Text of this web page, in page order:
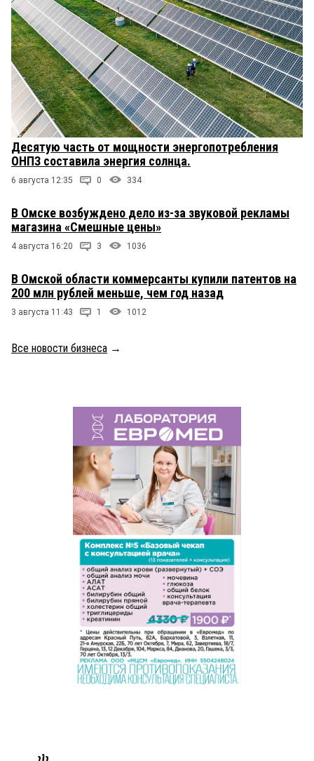
Десятую часть от мощности энергопотребления
ОНПЗ составила энергия солнца.
6 августа 12:35 0 334
В Омске возбуждено дело из-за звуковой рекламы
магазина «Смешные цены»
4 августа 16:20 3 1036
В Омской области коммерсанты купили патентов на
200 млн рублей меньше, чем год назад
3 августа 11:43 1 1012
Все новости бизнеса →